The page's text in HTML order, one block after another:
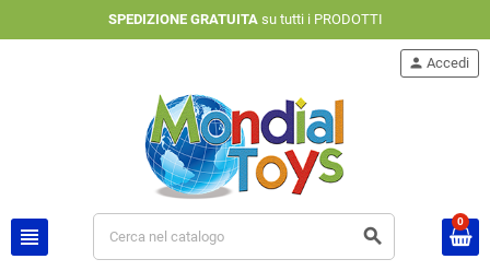
SPEDIZIONE GRATUITAsu tutti i PRODOTTI
view_headline search
person Accedi
0